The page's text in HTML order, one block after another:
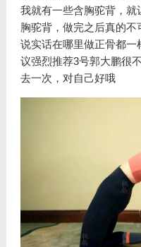
我就有一些含胸驼背，
胸驼背，做完之后真的不
说实话在哪里做正骨都
议强烈推荐3号郭大鹏很
去一次，对自己好哦